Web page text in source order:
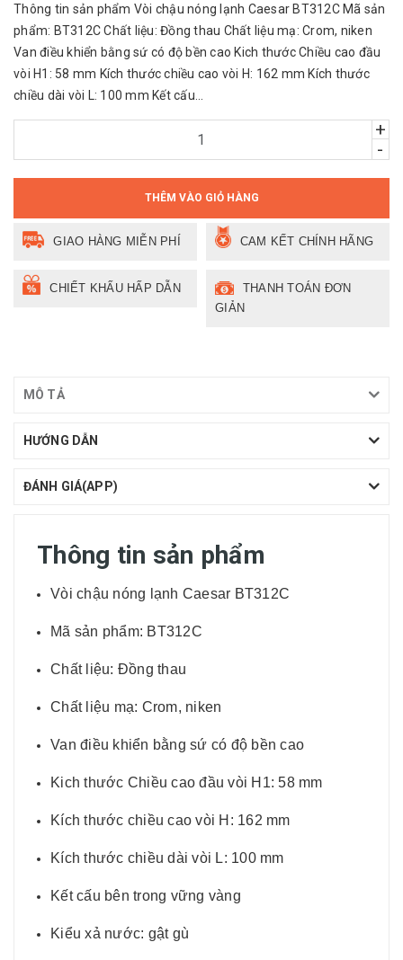
Thông tin sản phẩm Vòi chậu nóng lạnh Caesar BT312C Mã sản
phẩm: BT312C Chất liệu: Đồng thau Chất liệu mạ: Crom, niken
Van điều khiển bằng sứ có độ bền cao Kich thước Chiều cao đầu
vòi H1: 58 mm Kích thước chiều cao vòi H: 162 mm Kích thước
chiều dài vòi L: 100 mm Kết cấu...
+
-
THÊM VÀO GIỎ HÀNG
GIAO HÀNG MIỄN PHÍ CAM KẾT CHÍNH HÃNG
CHIẾT KHẤU HẤP DẪN
THANH TOÁN ĐƠN
GIẢN
MÔ TẢ
HƯỚNG DẪN
ĐÁNH GIÁ(APP)
Thông tin sản phẩm
Vòi chậu nóng lạnh Caesar BT312C
Mã sản phẩm: BT312C
Chất liệu: Đồng thau
Chất liệu mạ: Crom, niken
Van điều khiển bằng sứ có độ bền cao
Kich thước Chiều cao đầu vòi H1: 58 mm
Kích thước chiều cao vòi H: 162 mm
Kích thước chiều dài vòi L: 100 mm
Kết cấu bên trong vững vàng
Kiểu xả nước: gật gù